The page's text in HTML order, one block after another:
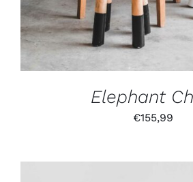
Elephant
€155,99